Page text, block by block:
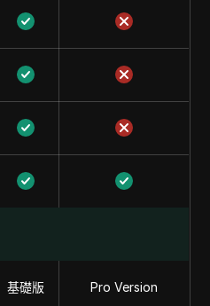
基礎版 Pro Version